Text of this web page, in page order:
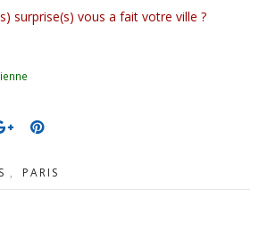
surprise(s) vous a fait votre ville ?
, PARIS